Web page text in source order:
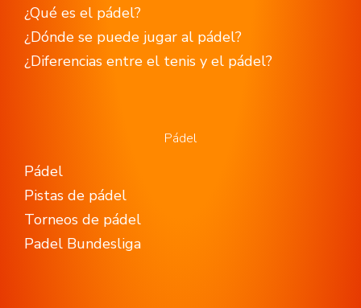
¿Qué es el pádel?
¿Dónde se puede jugar al pádel?
¿Diferencias entre el tenis y el pádel?
Pádel
Pádel
Pistas de pádel
Torneos de pádel
Padel Bundesliga